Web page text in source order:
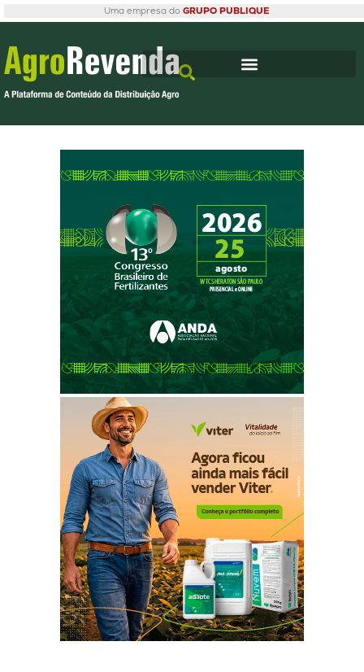
Uma empresa do GRUPO PUBLIQUE